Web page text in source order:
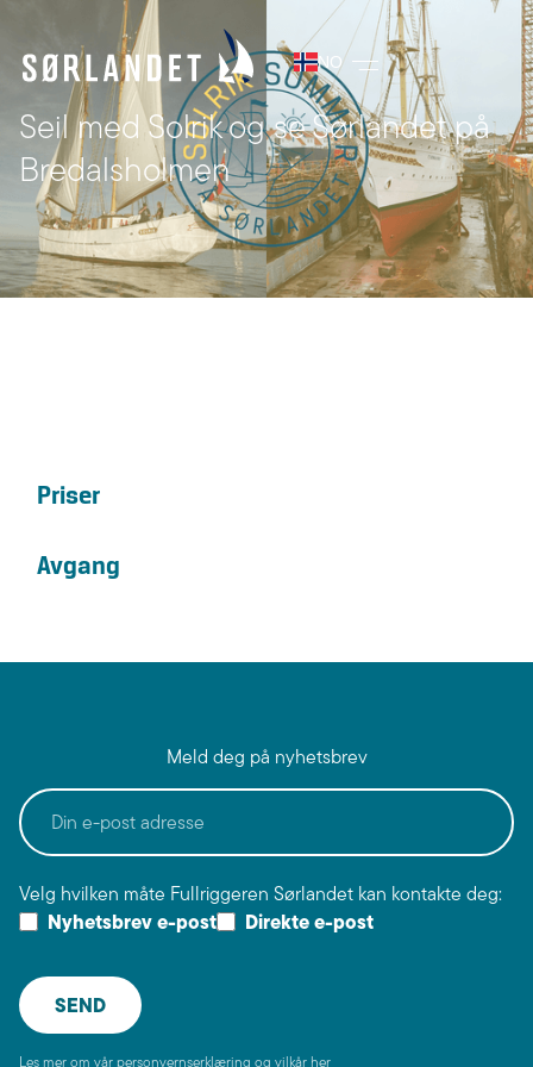
NO
Seil med Solrik og se Sørlandet på
Bredalsholmen
Meld deg på nyhetsbrev
Velg hvilken måte Fullriggeren Sørlandet kan kontakte deg:
Nyhetsbrev e-post Direkte e-post
Les mer om vår personvernserklæring og vilkår her